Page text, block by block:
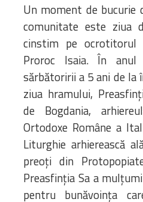
Un moment de bucurie
comunitate este ziua
cinstim pe ocrotitorul
Proroc Isaia. În
sărbătoririi a 5 ani de la
ziua hramului,
de Bogdania,
Ortodoxe Române a
Liturghie arhierească
preoți din
Preasfinția Sa a
pentru bunăvoința